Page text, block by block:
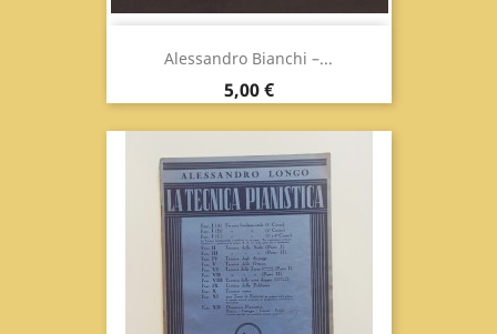
Alessandro Bianchi –...
Prix
5,00 €